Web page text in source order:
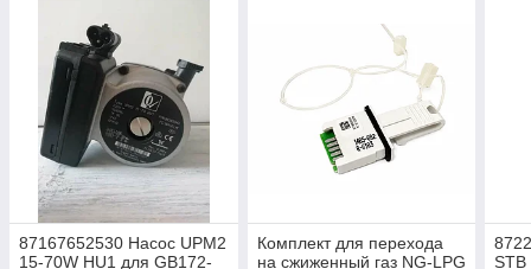
87167652530 Насос UPM2
15-70W HU1 для GB172-
Комплект для перехода
на сжиженный газ NG-LPG
STB